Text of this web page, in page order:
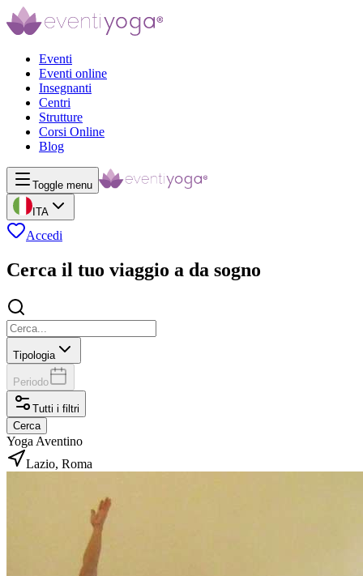
Eventi
Eventi online
Insegnanti
Centri
Strutture
Corsi Online
Blog
Toggle menu
ITA
Accedi
Cerca il tuo viaggio a da sogno
Tipologia
Periodo
Tutti i filtri
Cerca
Yoga Aventino
Lazio, Roma